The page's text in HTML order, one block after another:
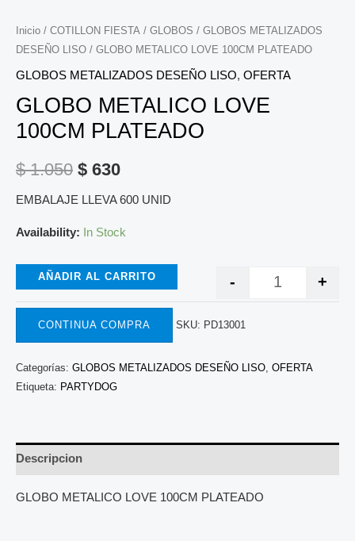
Inicio / COTILLON FIESTA / GLOBOS / GLOBOS METALIZADOS
DESEÑO LISO / GLOBO METALICO LOVE 100CM PLATEADO
GLOBOS METALIZADOS DESEÑO LISO, OFERTA
GLOBO METALICO LOVE
100CM PLATEADO
$1.050 $ 630
EMBALAJE LLEVA 600 UNID
Availability: In Stock
- +
AÑADIR AL CARRITO
CONTINUA COMPRA SKU: PD13001
Categorías: GLOBOS METALIZADOS DESEÑO LISO OFERTA
Etiqueta: PARTYDOG
Descripcion
GLOBO METALICO LOVE 100CM PLATEADO